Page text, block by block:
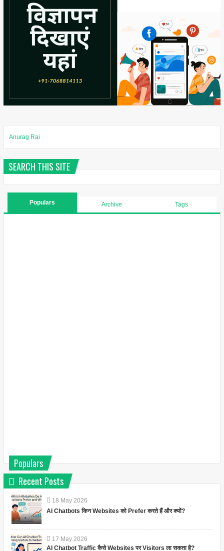
Anurag Rai
SEARCH THIS SITE
Populars Archive Tags
Populars
Recent Posts
18 May 2026
AI Chatbots किन Websites को Prefer करते हैं और क्यों?
17 May 2026
AI Chatbot Traffic कैसे Websites पर Visitors ला सकता है?